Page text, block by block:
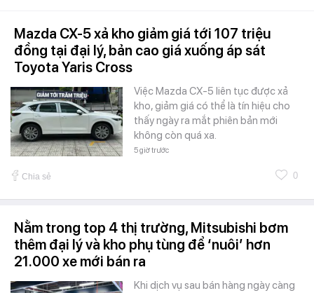
Mazda CX-5 xả kho giảm giá tới 107 triệu
đồng tại đại lý, bản cao giá xuống áp sát
Toyota Yaris Cross
Việc Mazda CX-5 liên tục được xả
kho, giảm giá có thể là tín hiệu cho
thấy ngày ra mắt phiên bản mới
không còn quá xa.
5 giờ trước
Chia sẻ 0
Nằm trong top 4 thị trường, Mitsubishi bơm
thêm đại lý và kho phụ tùng để ‘nuôi’ hơn
21.000 xe mới bán ra
Khi dịch vụ sau bán hàng ngày càng